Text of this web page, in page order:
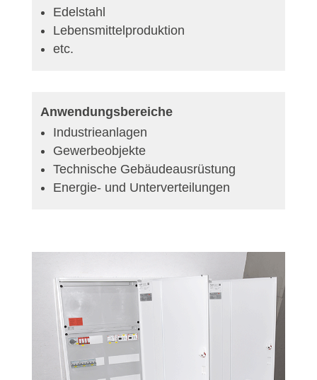
Edelstahl
Lebensmittelproduktion
etc.
Anwendungsbereiche
Industrieanlagen
Gewerbeobjekte
Technische Gebäudeausrüstung
Energie- und Unterverteilungen